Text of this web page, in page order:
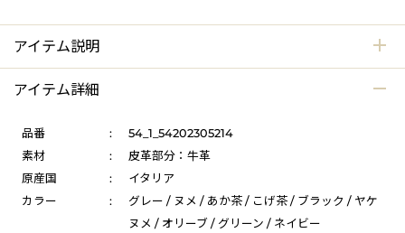
アイテム説明
アイテム詳細
品番 :
54_1_54202305214
素材
:
皮革部分：牛革
原産国
:
イタリア
カラー
:
グレー / ヌメ / あか茶 / こげ茶 / ブラック / ヤケ
ヌメ / オリーブ / グリーン / ネイビー